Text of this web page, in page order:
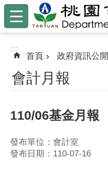
跳到主要內容區塊
:::
:::
首頁 政府資訊公開
會計月報
110/06基金月報
發布單位：會計室
發布日期：110-07-16